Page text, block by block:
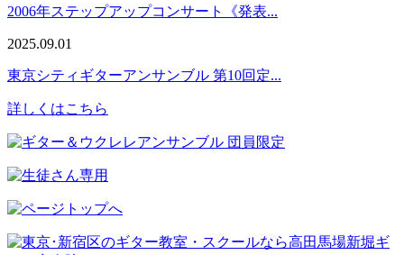
2006年ステップアップコンサート《発表...
2025.09.01
東京シティギターアンサンブル 第10回定...
詳しくはこちら